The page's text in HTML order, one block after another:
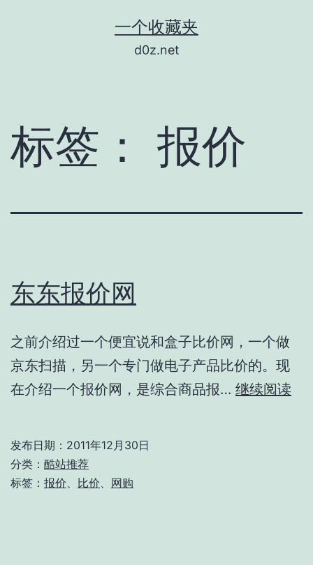
一个收藏夹
d0z.net
标签： 报价
东东报价网
之前介绍过一个便宜说和盒子比价网，一个做
京东扫描，另一个专门做电子产品比价的。现
在介绍一个报价网，是综合商品报… 继续阅读
发布日期： 2011年12月30日
分类： 酷站推荐
标签： 报价 比价 网购